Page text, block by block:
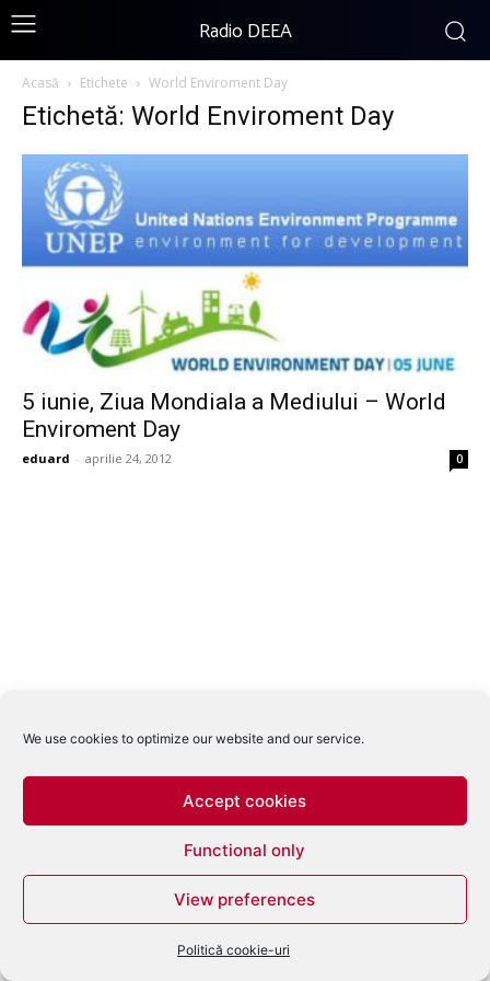
We use cookies to optimize our website and our service.
Accept cookies
Functional only
View preferences
Politică cookie-uri
Radio DEEA
Acasă Etichete World Enviroment Day
Etichetă: World Enviroment Day
5 iunie, Ziua Mondiala a Mediului – World
Enviroment Day
eduard - aprilie 24, 2012 0